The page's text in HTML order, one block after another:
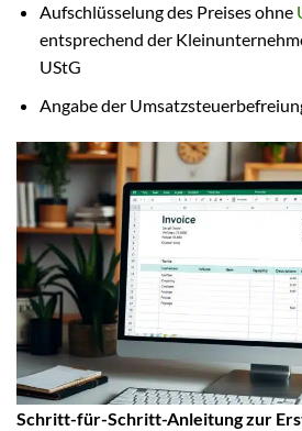
Aufschlüsselung des Preises ohne
entsprechend der
UStG
Angabe der
Schritt-für-Schritt-Anleitung zur